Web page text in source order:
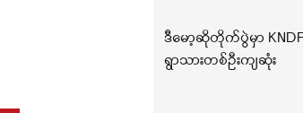
ဒီမော့ဆိုတိုက်ပွဲမှာ
ရွာသားတစ်ဦးကျဆုံး